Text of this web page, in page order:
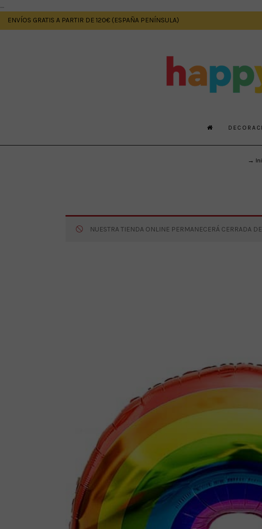
....
ENVÍOS GRATIS A PARTIR DE 120€ (ESPAÑA PENÍNSULA)
→
NUESTRA TIENDA ONLINE PERMANECERÁ